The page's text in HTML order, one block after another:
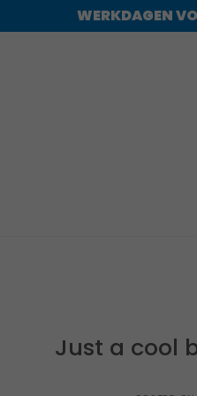
WERKDAGEN
Just a cool